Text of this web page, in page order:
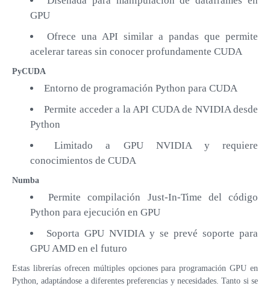
GPU
Ofrece una API similar a pandas que permite
acelerar tareas sin conocer profundamente CUDA
PyCUDA
Entorno de programación Python para CUDA
Permite acceder a la API CUDA de NVIDIA desde
Python
Limitado a GPU NVIDIA y requiere
conocimientos de CUDA
Numba
Permite compilación Just-In-Time del código
Python para ejecución en GPU
Soporta GPU NVIDIA y se prevé soporte para
GPU AMD en el futuro
Estas librerías ofrecen múltiples opciones para programación GPU en
Python, adaptándose a diferentes preferencias y necesidades. Tanto si se